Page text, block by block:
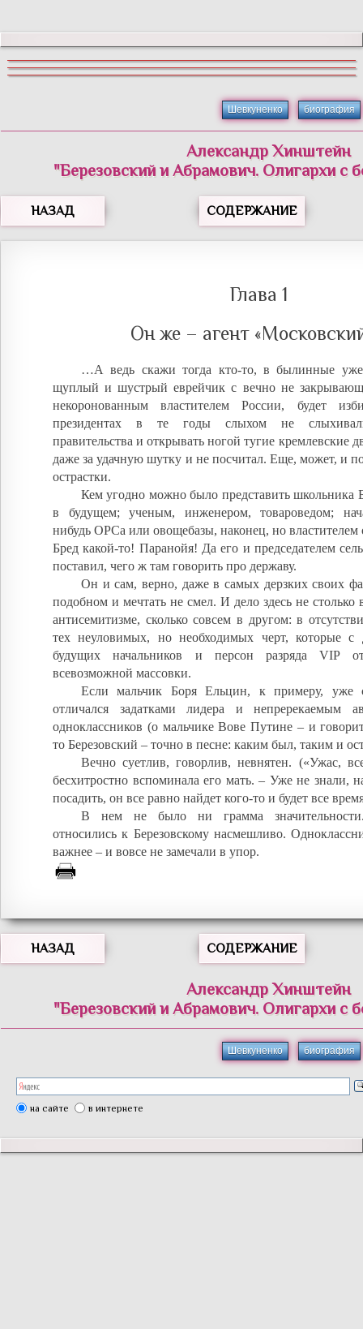
Шевкуненко биография
Александр Хинштейн
"Березовский и Абрамович. Олигархи с
НАЗАД СОДЕРЖАНИЕ
Глава 1
Он же – агент
…А ведь скажи тогда кто-то, в былинные уже
щуплый и шустрый еврейчик с вечно не
некоронованным властителем России, будет
президентах в те годы слыхом не
правительства и открывать ногой тугие кремлевские
даже за удачную шутку и не посчитал. Еще, может, и
острастки.
Кем угодно можно было представить школьника
в будущем; ученым, инженером, товароведом;
нибудь ОРСа или овощебазы, наконец, но властителем
Бред какой-то! Паранойя! Да его и председателем
поставил, чего ж там говорить про державу.
Он и сам, верно, даже в самых дерзких своих
подобном и мечтать не смел. И дело здесь не столько
антисемитизме, сколько совсем в другом: в
тех неуловимых, но необходимых черт, которые с
будущих начальников и персон разряда VIP
всевозможной массовки.
Если мальчик Боря Ельцин, к примеру, уже
отличался задатками лидера и непререкаемым
одноклассников (о мальчике Вове Путине – и
то Березовский – точно в песне: каким был, таким и
Вечно суетлив, говорлив, невнятен. («Ужас,
бесхитростно вспоминала его мать. – Уже не знали,
посадить, он все равно найдет кого-то и будет все
В нем не было ни грамма
относились к Березовскому насмешливо.
важнее – и вовсе не замечали в упор.
НАЗАД СОДЕРЖАНИЕ
Александр Хинштейн
"Березовский и Абрамович. Олигархи с
Шевкуненко биография
на сайте в интернете